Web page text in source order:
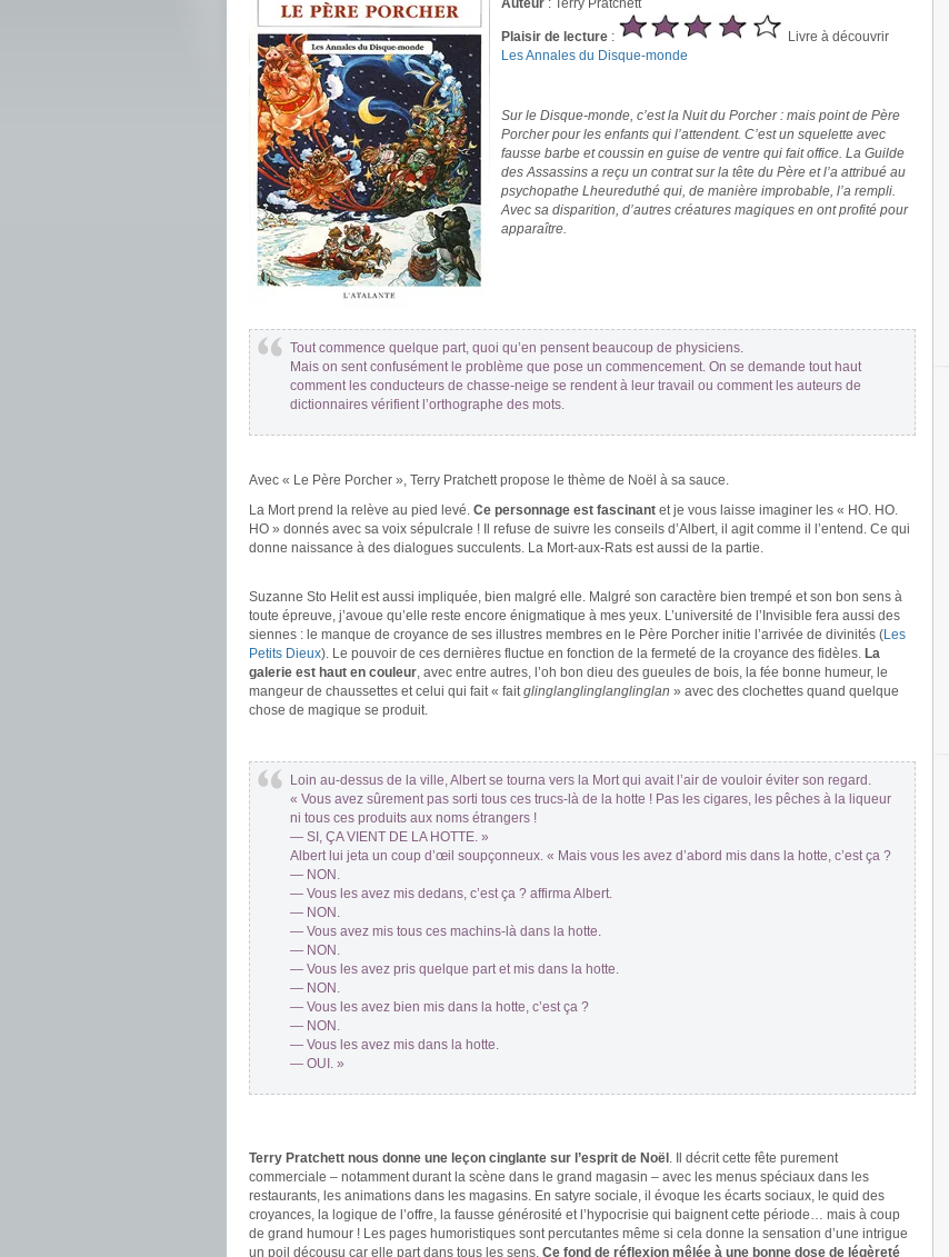
Auteur : Terry Pratchett
Plaisir de lecture :
Livre à découvrir
Les Annales du Disque-monde
Sur le Disque-monde, c’est la Nuit du Porcher : mais point de Père
Porcher pour les enfants qui l’attendent. C’est un squelette avec
fausse barbe et coussin en guise de ventre qui fait office. La Guilde
des Assassins a reçu un contrat sur la tête du Père et l’a attribué au
psychopathe Lheureduthé qui, de manière improbable, l’a rempli.
Avec sa disparition, d’autres créatures magiques en ont profité pour
apparaître.
Tout commence quelque part, quoi qu’en pensent beaucoup de physiciens.
Mais on sent confusément le problème que pose un commencement. On se demande tout haut
comment les conducteurs de chasse-neige se rendent à leur travail ou comment les auteurs de
dictionnaires vérifient l’orthographe des mots.
Avec « Le Père Porcher », Terry Pratchett propose le thème de Noël à sa sauce.
La Mort prend la relève au pied levé. Ce personnage est fascinant et je vous laisse imaginer les « HO. HO.
HO » donnés avec sa voix sépulcrale ! Il refuse de suivre les conseils d’Albert, il agit comme il l’entend. Ce qui
donne naissance à des dialogues succulents. La Mort-aux-Rats est aussi de la partie.
Suzanne Sto Helit est aussi impliquée, bien malgré elle. Malgré son caractère bien trempé et son bon sens à
toute épreuve, j’avoue qu’elle reste encore énigmatique à mes yeux. L’université de l’Invisible fera aussi des
siennes : le manque de croyance de ses illustres membres en le Père Porcher initie l’arrivée de divinités (Les
Petits Dieux). Le pouvoir de ces dernières fluctue en fonction de la fermeté de la croyance des fidèles. La
galerie est haut en couleur, avec entre autres, l’oh bon dieu des gueules de bois, la fée bonne humeur, le
mangeur de chaussettes et celui qui fait « faitglinglanglinglanglinglan » avec des clochettes quand quelque
chose de magique se produit.
Loin au-dessus de la ville, Albert se tourna vers la Mort qui avait l’air de vouloir éviter son regard.
« Vous avez sûrement pas sorti tous ces trucs-là de la hotte ! Pas les cigares, les pêches à la liqueur
ni tous ces produits aux noms étrangers !
— SI, ÇA VIENT DE LA HOTTE. »
Albert lui jeta un coup d’œil soupçonneux. « Mais vous les avez d’abord mis dans la hotte, c’est ça ?
— NON.
— Vous les avez mis dedans, c’est ça ? affirma Albert.
— NON.
— Vous avez mis tous ces machins-là dans la hotte.
— NON.
— Vous les avez pris quelque part et mis dans la hotte.
— NON.
— Vous les avez bien mis dans la hotte, c’est ça ?
— NON.
— Vous les avez mis dans la hotte.
— OUI. »
Terry Pratchett nous donne une leçon cinglante sur l’esprit de Noël . Il décrit cette fête purement
commerciale – notamment durant la scène dans le grand magasin – avec les menus spéciaux dans les
restaurants, les animations dans les magasins. En satyre sociale, il évoque les écarts sociaux, le quid des
croyances, la logique de l’offre, la fausse générosité et l’hypocrisie qui baignent cette période… mais à coup
de grand humour ! Les pages humoristiques sont percutantes même si cela donne la sensation d’une intrigue
un poil décousu car elle part dans tous les sens. Ce fond de réflexion mêlée à une bonne dose de légèreté